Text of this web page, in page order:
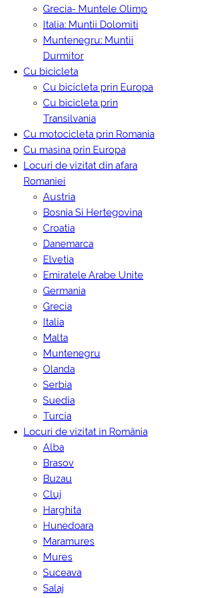
Grecia- Muntele Olimp
Italia: Muntii Dolomiti
Muntenegru: Muntii
Durmitor
Cu bicicleta
Cu bicicleta prin Europa
Cu bicicleta prin
Transilvania
Cu motocicleta prin Romania
Cu masina prin Europa
Locuri de vizitat din afara
Romaniei
Austria
Bosnia Si Hertegovina
Croatia
Danemarca
Elvetia
Emiratele Arabe Unite
Germania
Grecia
Italia
Malta
Muntenegru
Olanda
Serbia
Suedia
Turcia
Locuri de vizitat in România
Alba
Brasov
Buzau
Cluj
Harghita
Hunedoara
Maramures
Mures
Suceava
Salaj